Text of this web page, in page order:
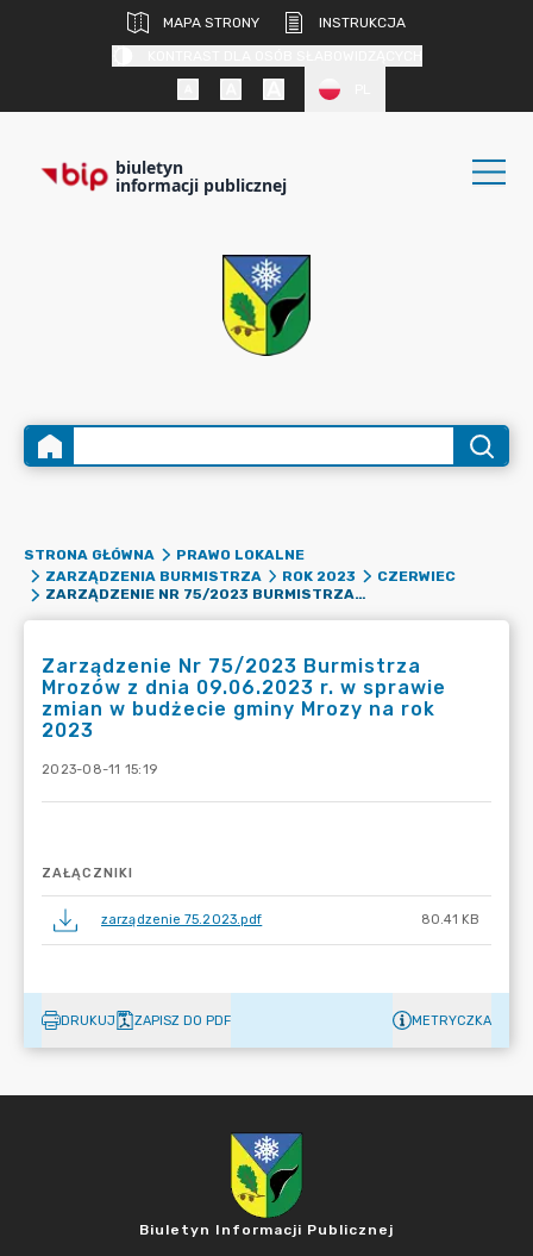
MAPA STRONY
INSTRUKCJA
biuletyn
informacji publicznej
STRONA GŁÓWNA
PRAWO LOKALNE
ZARZĄDZENIA BURMISTRZA
ROK 2023
CZERWIEC
ZARZĄDZENIE NR 75/2023 BURMISTRZA MROZÓW Z DNIA 09.06.2023 R. W SPRAWIE ZMIAN W BUDŻECIE GMINY MROZY NA ROK 2023
Zarządzenie Nr 75/2023 Burmistrza
Mrozów z dnia 09.06.2023 r. w sprawie
zmian w budżecie gminy Mrozy na rok
2023
2023-08-11 15:19
ZAŁĄCZNIKI
zarządzenie 75.2023.pdf 80.41 KB
DRUKUJ ZAPISZ DO PDF METRYCZKA
Biuletyn Informacji Publicznej